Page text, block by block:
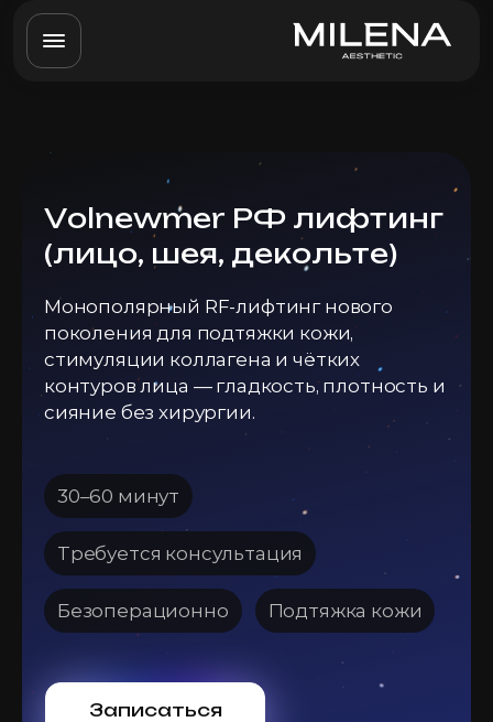
Volnewmer РФ лифтинг
(лицо, шея, декольте)
Монополярный RF-лифтинг нового
поколения для подтяжки кожи,
стимуляции коллагена и чётких
контуров лица — гладкость, плотность и
сияние без хирургии.
30–60 минут
Требуется консультация
Безоперационно Подтяжка кожи
Записаться